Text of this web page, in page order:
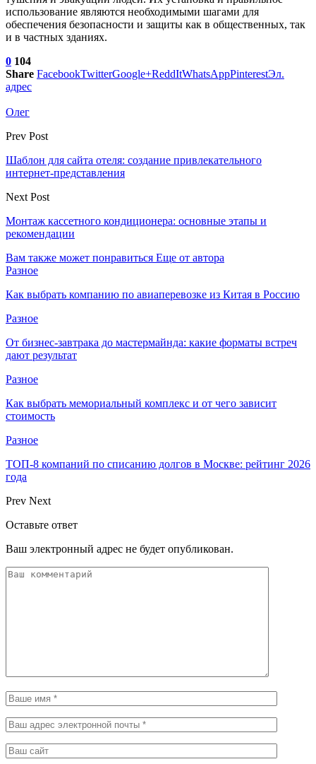
использование являются необходимыми шагами для
обеспечения безопасности и защиты как в общественных, так
и в частных зданиях.
0 104
Share FacebookTwitterGoogle+ReddItWhatsAppPinterestЭл.
адрес
Олег
Prev Post
Шаблон для сайта отеля: создание привлекательного
интернет-представления
Next Post
Монтаж кассетного кондиционера: основные этапы и
рекомендации
Вам также может понравиться Еще от автора
Разное
Как выбрать компанию по авиаперевозке из Китая в Россию
Разное
От бизнес-завтрака до мастермайнда: какие форматы встреч
дают результат
Разное
Как выбрать мемориальный комплекс и от чего зависит
стоимость
Разное
ТОП-8 компаний по списанию долгов в Москве: рейтинг 2026
года
Prev Next
Оставьте ответ
Ваш электронный адрес не будет опубликован.